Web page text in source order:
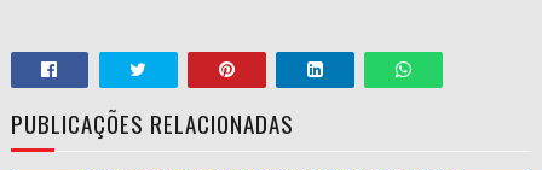
PUBLICAÇÕES RELACIONADAS